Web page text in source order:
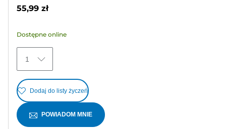
5
15
Recenzji
55,99 zł
Dostępne online
1
Dodaj do listy życzeń
POWIADOM MNIE